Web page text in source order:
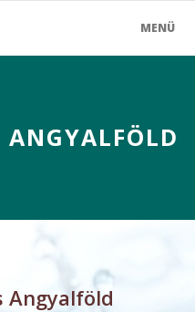
MENÜ
ANGYALFÖLD
Angyalföld